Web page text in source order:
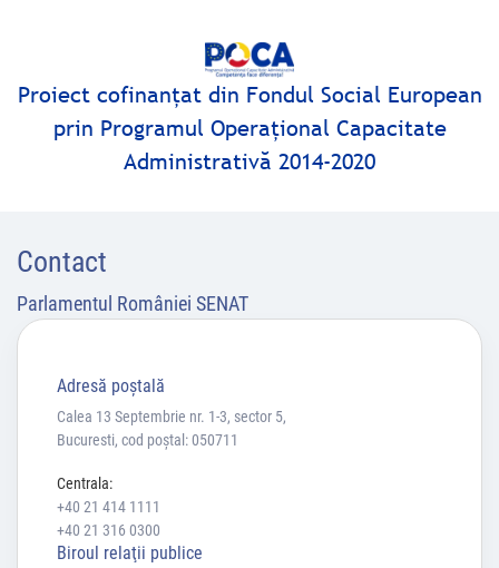
Proiect cofinanţat din Fondul Social European
prin Programul Operaţional Capacitate
Administrativă 2014-2020
Contact
Parlamentul României SENAT
Adresă poştală
Calea 13 Septembrie nr. 1-3, sector 5,
Bucuresti, cod poștal: 050711
Centrala:
+40 21 414 1111
+40 21 316 0300
Biroul relaţii publice